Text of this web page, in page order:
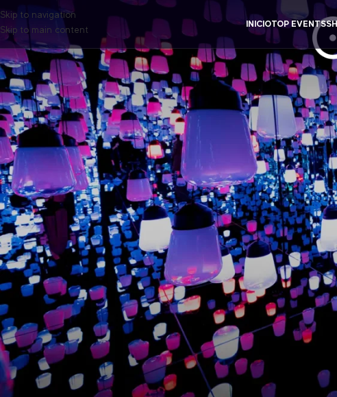
Skip to navigation
Skip to main content
INICIOTOP EVENTS